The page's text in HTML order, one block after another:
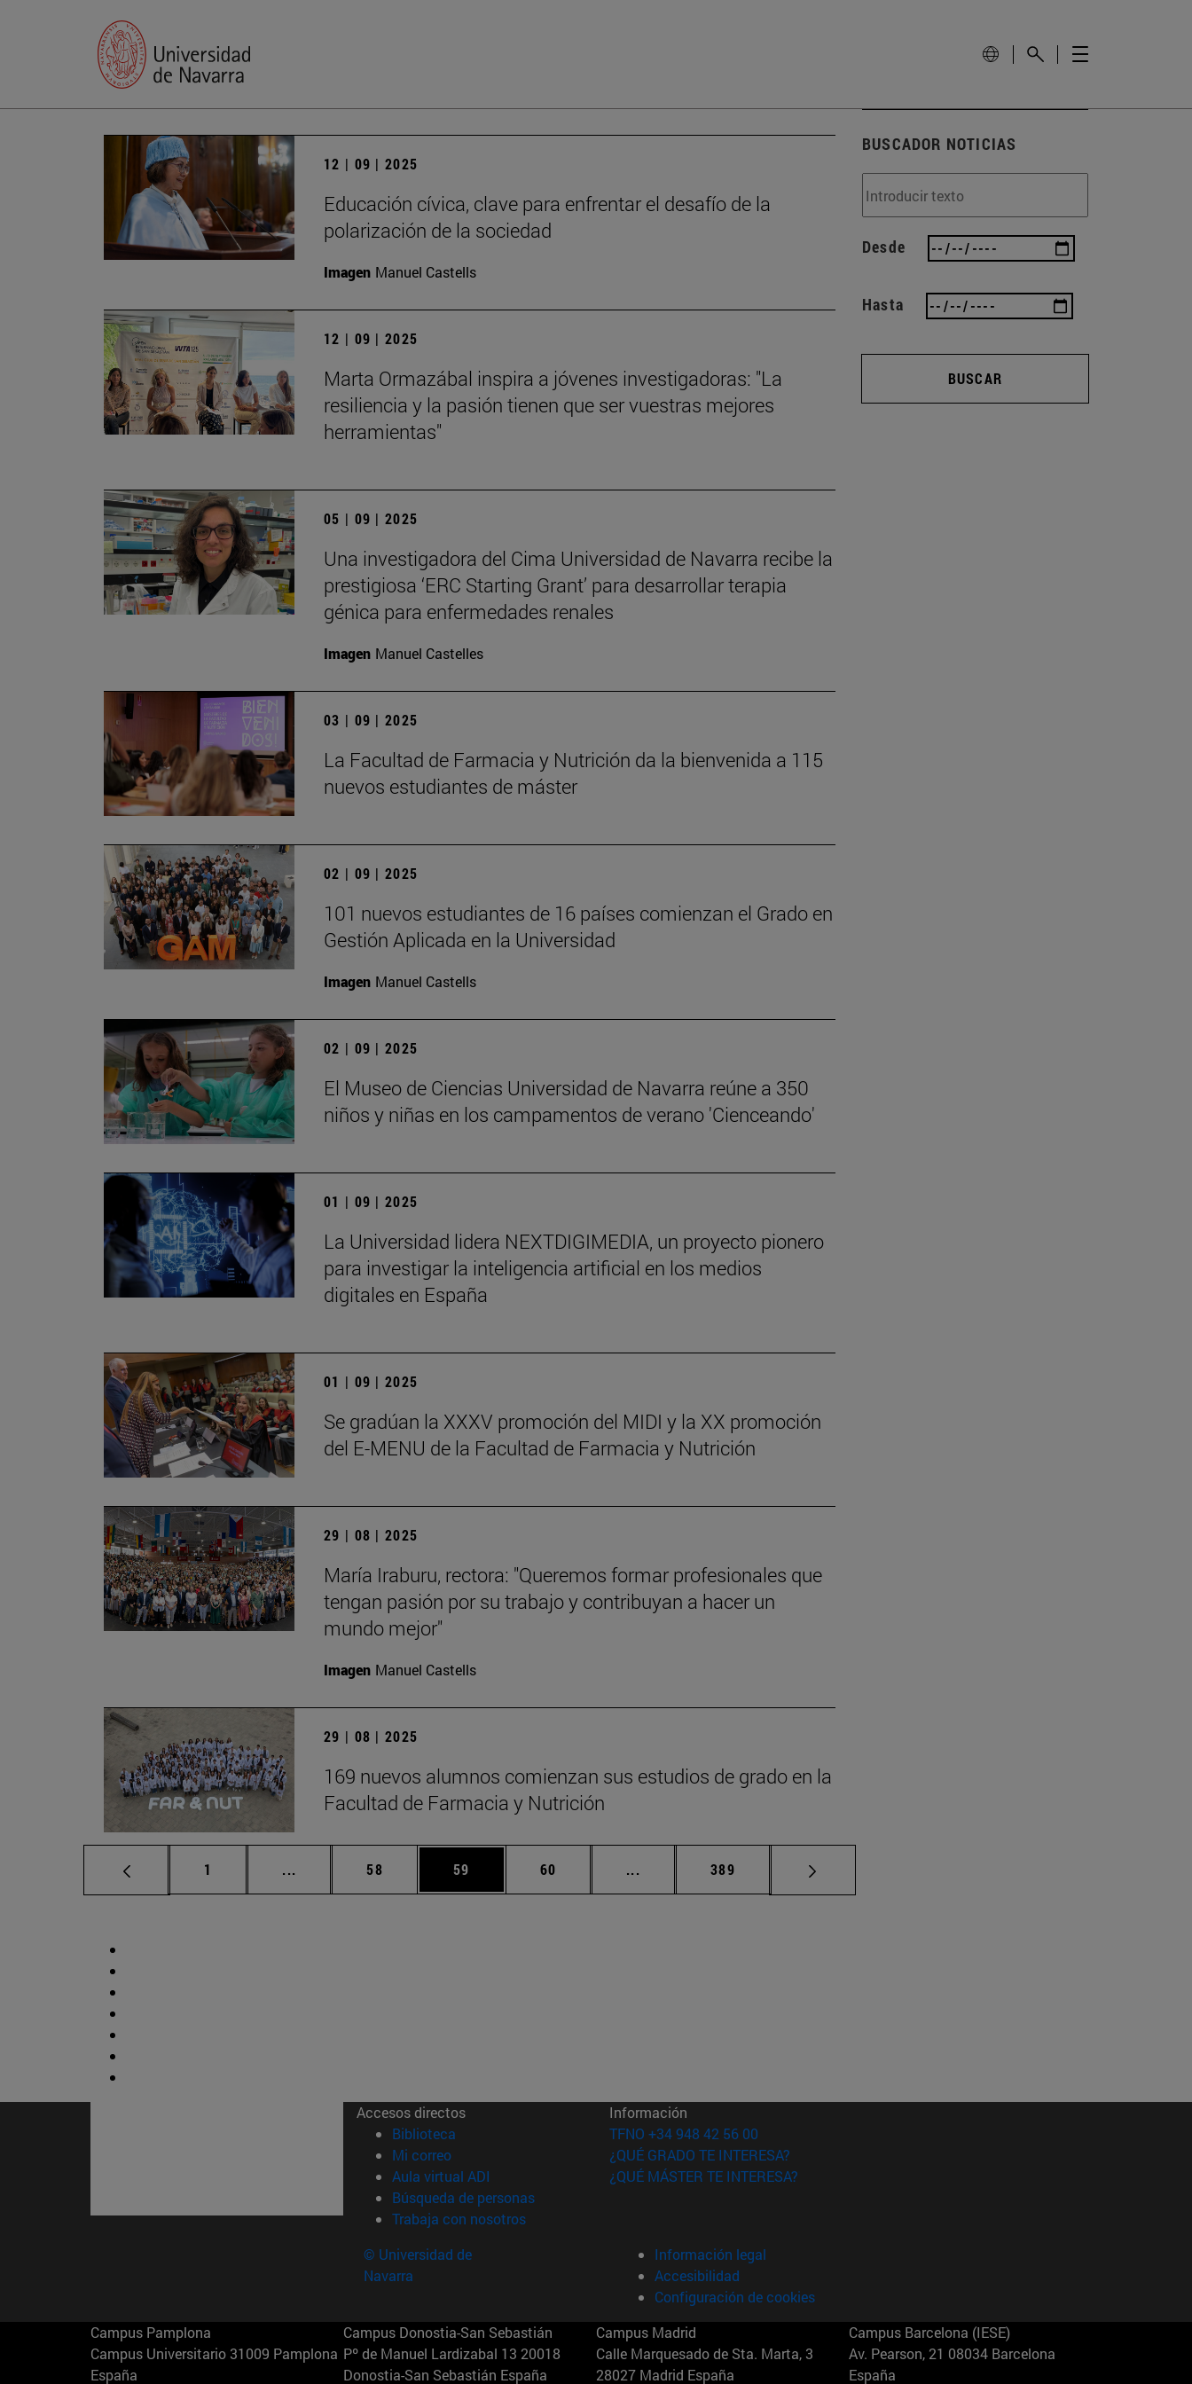
12 | 09 | 2025
Educación cívica, clave para enfrentar el desafío de la
polarización de la sociedad
Imagen Manuel Castells
12 | 09 | 2025
Marta Ormazábal inspira a jóvenes investigadoras: "La
resiliencia y la pasión tienen que ser vuestras mejores
herramientas"
05 | 09 | 2025
Una investigadora del Cima Universidad de Navarra recibe la
prestigiosa ‘ERC Starting Grant’ para desarrollar terapia
génica para enfermedades renales
Imagen Manuel Castelles
03 | 09 | 2025
La Facultad de Farmacia y Nutrición da la bienvenida a 115
nuevos estudiantes de máster
02 | 09 | 2025
101 nuevos estudiantes de 16 países comienzan el Grado en
Gestión Aplicada en la Universidad
Imagen Manuel Castells
02 | 09 | 2025
El Museo de Ciencias Universidad de Navarra reúne a 350
niños y niñas en los campamentos de verano 'Cienceando'
01 | 09 | 2025
La Universidad lidera NEXTDIGIMEDIA, un proyecto pionero
para investigar la inteligencia artificial en los medios
digitales en España
01 | 09 | 2025
Se gradúan la XXXV promoción del MIDI y la XX promoción
del E-MENU de la Facultad de Farmacia y Nutrición
29 | 08 | 2025
María Iraburu, rectora: "Queremos formar profesionales que
tengan pasión por su trabajo y contribuyan a hacer un
mundo mejor"
Imagen Manuel Castells
29 | 08 | 2025
169 nuevos alumnos comienzan sus estudios de grado en la
Facultad de Farmacia y Nutrición
Página
1 ... Páginas intermedias Use TAB para desplazarse.
Página
58 Página
59 Página
60 ... Páginas intermedias Use TAB para desplazarse.
Página
389
BUSCADOR NOTICIAS
Desde
Hasta
BUSCAR
Accesos directos
Biblioteca (abre en nueva ventana)
Mi correo(abre en nueva ventana)
Aula virtual ADI (abre en nueva ventana)
Búsqueda de personas(abre en nueva ventana)
Trabaja con nosotros(abre en nueva ventana)
Información
TFNO +34 948 42 56 00
¿QUÉ GRADO TE INTERESA?
¿QUÉ MÁSTER TE INTERESA?
© Universidad de
Navarra
Información legal
Accesibilidad
Configuración de cookies
Campus Pamplona
Campus Universitario 31009 Pamplona
España
Campus Donostia-San Sebastián
Pº de Manuel Lardizabal 13 20018
Donostia-San Sebastián España
Campus Madrid
Calle Marquesado de Sta. Marta, 3
28027 Madrid España
Campus Barcelona (IESE)
Av. Pearson, 21 08034 Barcelona
España